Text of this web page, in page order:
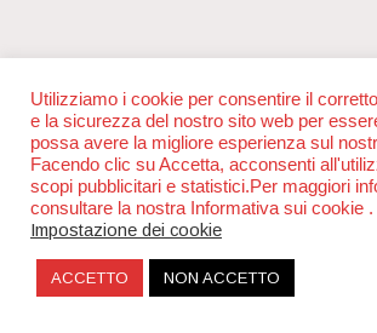
Utilizziamo i cookie per consentire il
e la sicurezza del nostro sito web per
possa avere la migliore esperienza sul
Facendo clic su Accetta, acconsenti
scopi pubblicitari e statistici.Per maggiori
consultare la nostra Informativa sui cookie .
Impostazione dei cookie
ACCETTO NON ACCETTO